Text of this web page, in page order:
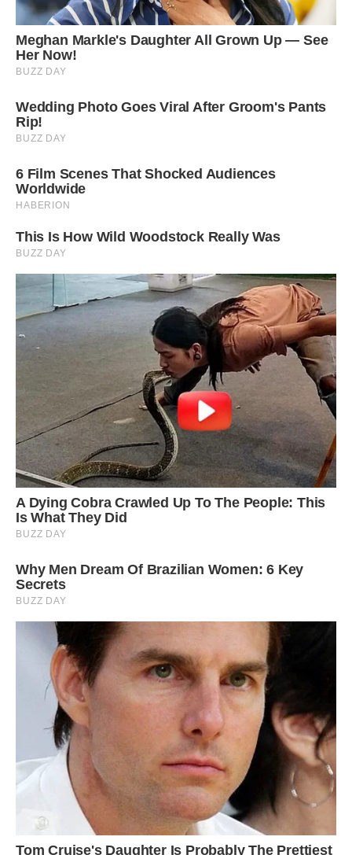
Схоже, що він хоче жити поруч з мамою. Навіщо? У мене
в голові тільки одна думка – розлучитися остаточно, але
так боляче йти від людини, яку любиш і ще болючіше
позбавляти дитину батька.
Як він не розуміє, що я не хочу жити разом з його мамою.
Після всього, що сталося я не хочу жити навіть поруч з
нею.
Не знаю, як мені жити далі? Не знаю що мені робити?
Відчуваю себе не дружиною, а якийсь дешевої коханкою.
Окреме житло нам, як я розумію, не світить. Зараз я з
що цей будинок наш, хоч і подарований йому. Він мені
залишив ключі від будинку, сказав, що я з дитиною можу
переїхати в будь-який момент.
Хочете вишеньку на тортик? Червень був спекотним.
Чоловік поїхав працювати до кінця серпня. Ми з дитиною
вирішили поїхати в заміський будинок на вихідні. Приїхали,
а ключі не підходять. Виявляється, кілька днів тому
свекруха змінила вхідні двері.